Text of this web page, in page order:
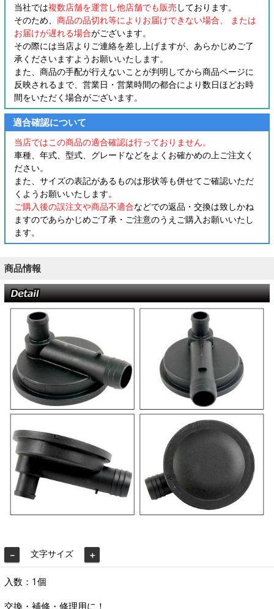
当社では複数店舗を運営し他店舗でも販売 しております。
そのため、 商品の品切れ等によりお届けできない場合、 または
お届けが遅れる場合がございます。
その際には当店よりご連絡を差し上げますが、あらかじめご了
承くださいますようお願いいたします。
また、商品の手配が行えないことが判明してから商品ページに
反映されるまで、営業日・営業時間の都合により数日ほどお時
間をいただく場合がございます。
適合確認について
当店ではこの商品の適合確認は行っておりません。
車種、年式、型式、グレードなどをよくお確かめの上ご注文く
ださい。
また、サイズの表記があるものは形状等も併せてご確認いただ
くようお願いいたします。
ご購入後の誤注文や商品不適合などでの返品・交換は致しかね
ますのであらかじめご了承・ご注意のうえご購入お願いいたし
ます。
商品情報
－ 文字サイズ ＋
入数：1個
交換・補修・修理用に！